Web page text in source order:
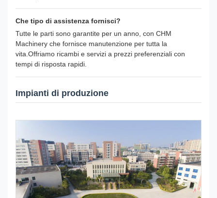
Che tipo di assistenza fornisci?
Tutte le parti sono garantite per un anno, con CHM
Machinery che fornisce manutenzione per tutta la
vita.Offriamo ricambi e servizi a prezzi preferenziali con
tempi di risposta rapidi.
Impianti di produzione